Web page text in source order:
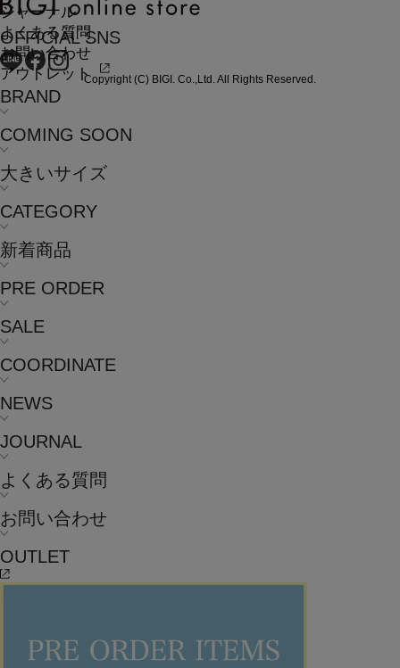
ジャーナル
よくある質問
お問い合わせ
アウトレット
BRAND
COMING SOON
大きいサイズ
CATEGORY
新着商品
PRE ORDER
SALE
COORDINATE
NEWS
JOURNAL
よくある質問
お問い合わせ
OUTLET
OFFICIAL SNS
Copyright (C) BIGI. Co.,Ltd. All Rights Reserved.